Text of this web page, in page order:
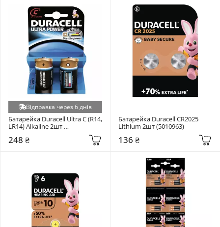
Відправка через 6 днів
Батарейка Duracell Ultra C (R14,
LR14) Alkaline 2шт
(5000394052529 / 81483545)
248 ₴
Батарейка Duracell CR2025
Lithium 2шт (5010963)
136 ₴